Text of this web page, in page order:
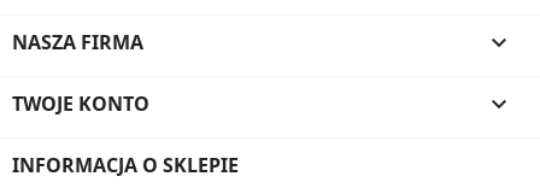
NASZA FIRMA 
TWOJE KONTO 
INFORMACJA O SKLEPIE